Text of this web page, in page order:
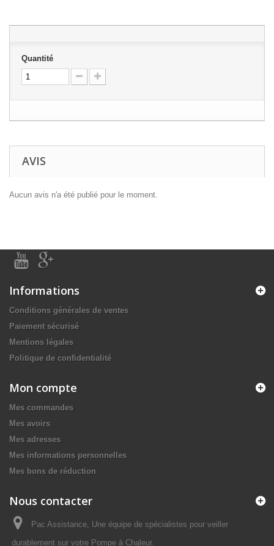
Quantité
AVIS
Aucun avis n'a été publié pour le moment.
Informations
Conditions générales de ventes
Paiement sécurisé
Mentions légales
Politique de confidentialité
Mon compte
Mes commandes
Mes avoirs
Mes adresses
Mes informations personnelles
Mes bons de réduction
Nous contacter
Pac Assistance, Une équipe de spécialistes pour veiller
durablement sur votre Pompe à Chaleur.